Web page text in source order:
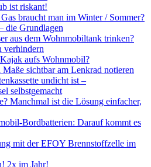
ist riskant!
braucht man im Winter / Sommer?
die Grundlagen
aus dem Wohnmobiltank trinken?
verhindern
aufs Wohnmobil?
sichtbar am Lenkrad notieren
undicht ist –
selbstgemacht
Manchmal ist die Lösung einfacher,
Bordbatterien: Darauf kommt es
mit der EFOY Brennstoffzelle im
2x im Jahr!